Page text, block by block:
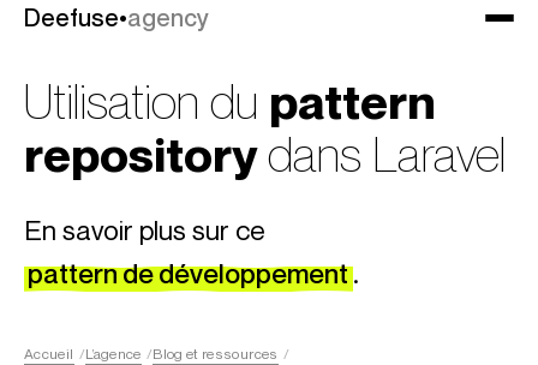
Deefuse•agency
Utilisation du pattern
repositorydans Laravel
En savoir plus sur ce
pattern de développement.
Accueil L’agence
Blog et ressources
Deefuse•agency